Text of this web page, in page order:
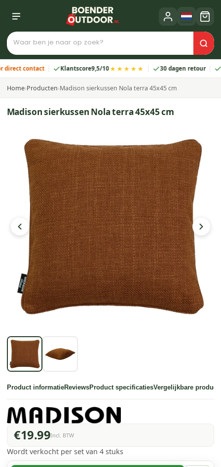
contact Klantscore9,5/10★★★★★ 30 dagen retour 2
Home›Producten›Madison sierkussen Nola terra 45x45 cm
Madison sierkussen Nola terra 45x45 cm
Product informatieReviewsProduct specificatiesVergelijkbare
€19.99Incl. BTW
Wordt verkocht per set van 4 stuks